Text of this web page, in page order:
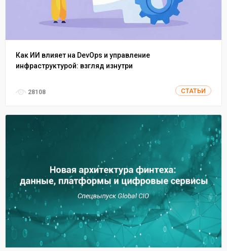
Как ИИ влияет на DevOps и управление
инфраструктурой: взгляд изнутри
28108 СТАТЬИ